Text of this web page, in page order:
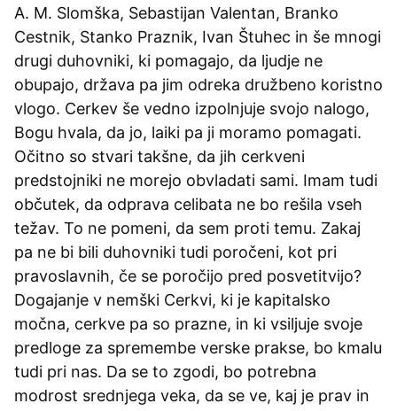
A. M. Slomška, Sebastijan Valentan, Branko
Cestnik, Stanko Praznik, Ivan Štuhec in še mnogi
drugi duhovniki, ki pomagajo, da ljudje ne
obupajo, država pa jim odreka družbeno koristno
vlogo. Cerkev še vedno izpolnjuje svojo nalogo,
Bogu hvala, da jo, laiki pa ji moramo pomagati.
Očitno so stvari takšne, da jih cerkveni
predstojniki ne morejo obvladati sami. Imam tudi
občutek, da odprava celibata ne bo rešila vseh
težav. To ne pomeni, da sem proti temu. Zakaj
pa ne bi bili duhovniki tudi poročeni, kot pri
pravoslavnih, če se poročijo pred posvetitvijo?
Dogajanje v nemški Cerkvi, ki je kapitalsko
močna, cerkve pa so prazne, in ki vsiljuje svoje
predloge za spremembe verske prakse, bo kmalu
tudi pri nas. Da se to zgodi, bo potrebna
modrost srednjega veka, da se ve, kaj je prav in